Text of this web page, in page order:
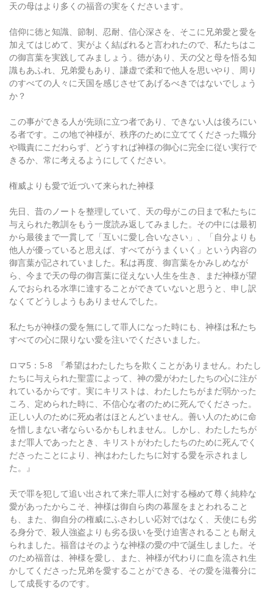
天の母はより多くの福音の実をくださいます。
信仰に徳と知識、節制、忍耐、信心深さを、そこに兄弟愛と愛を
加えてはじめて、実がよく結ばれると言われたので、私たちはこ
の御言葉を実践してみましょう。徳があり、天の父と母を悟る知
識もあふれ、兄弟愛もあり、謙虚で柔和で他人を思いやり、周り
のすべての人々に天国を感じさせてあげるべきではないでしょう
か？
この事ができる人が先頭に立つ者であり、できない人は後ろにい
る者です。この地で神様が、秩序のために立ててくださった職分
や職責にこだわらず、どうすれば神様の御心に完全に従い実行で
きるか、常に考えるようにしてください。
権威よりも愛で近づいて来られた神様
先日、昔のノートを整理していて、天の母がこの日まで私たちに
与えられた教訓をもう一度読み返してみました。その中には最初
から最後まで一貫して「互いに愛し合いなさい」、「自分よりも
他人が優っていると思えば、すべてがうまくいく」という内容の
御言葉が記されていました。私は再度、御言葉をかみしめなが
ら、今まで天の母の御言葉に従えない人生を生き、まだ神様が望
んでおられる水準に達することができていないと思うと、申し訳
なくてどうしようもありませんでした。
私たちが神様の愛を無にして罪人になった時にも、神様は私たち
すべての心に限りない愛を注いでくださいました。
ロマ5：5-8 『希望はわたしたちを欺くことがありません。わたし
たちに与えられた聖霊によって、神の愛がわたしたちの心に注が
れているからです。実にキリストは、わたしたちがまだ弱かった
ころ、定められた時に、不信心な者のために死んでくださった。
正しい人のために死ぬ者はほとんどいません。善い人のために命
を惜しまない者ならいるかもしれません。しかし、わたしたちが
まだ罪人であったとき、キリストがわたしたちのために死んでく
ださったことにより、神はわたしたちに対する愛を示されまし
た。』
天で罪を犯して追い出されて来た罪人に対する極めて尊く純粋な
愛があったからこそ、神様は御自ら肉の幕屋をまとわれること
も、また、御自分の権威にふさわしい応対ではなく、天使にも劣
る身分で、殺人強盗よりも劣る扱いを受け迫害されることも耐え
られました。福音はそのような神様の愛の中で誕生しました。そ
のため福音は、神様を愛し、また、神様が代わりに血を流され生
かしてくださった兄弟を愛することができる、その愛を滋養分に
して成長するのです。